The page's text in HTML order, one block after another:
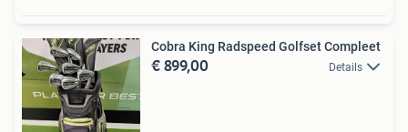
Cobra King Radspeed Golfset Compleet
€ 899,00 Details